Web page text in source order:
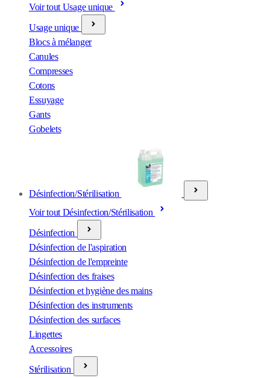
Voir tout Usage unique
Usage unique
Blocs à mélanger
Canules
Compresses
Cotons
Essuyage
Gants
Gobelets
Désinfection/Stérilisation
Voir tout Désinfection/Stérilisation
Désinfection
Désinfection de l'aspiration
Désinfection de l'empreinte
Désinfection des fraises
Désinfection et hygiène des mains
Désinfection des instruments
Désinfection des surfaces
Lingettes
Accessoires
Stérilisation